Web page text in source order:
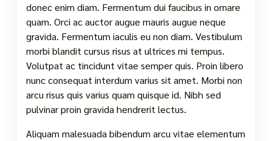
donec enim diam. Fermentum dui faucibus in ornare
quam. Orci ac auctor augue mauris augue neque
gravida. Fermentum iaculis eu non diam. Vestibulum
morbi blandit cursus risus at ultrices mi tempus.
Volutpat ac tincidunt vitae semper quis. Proin libero
nunc consequat interdum varius sit amet. Morbi non
arcu risus quis varius quam quisque id. Nibh sed
pulvinar proin gravida hendrerit lectus.
Aliquam malesuada bibendum arcu vitae elementum